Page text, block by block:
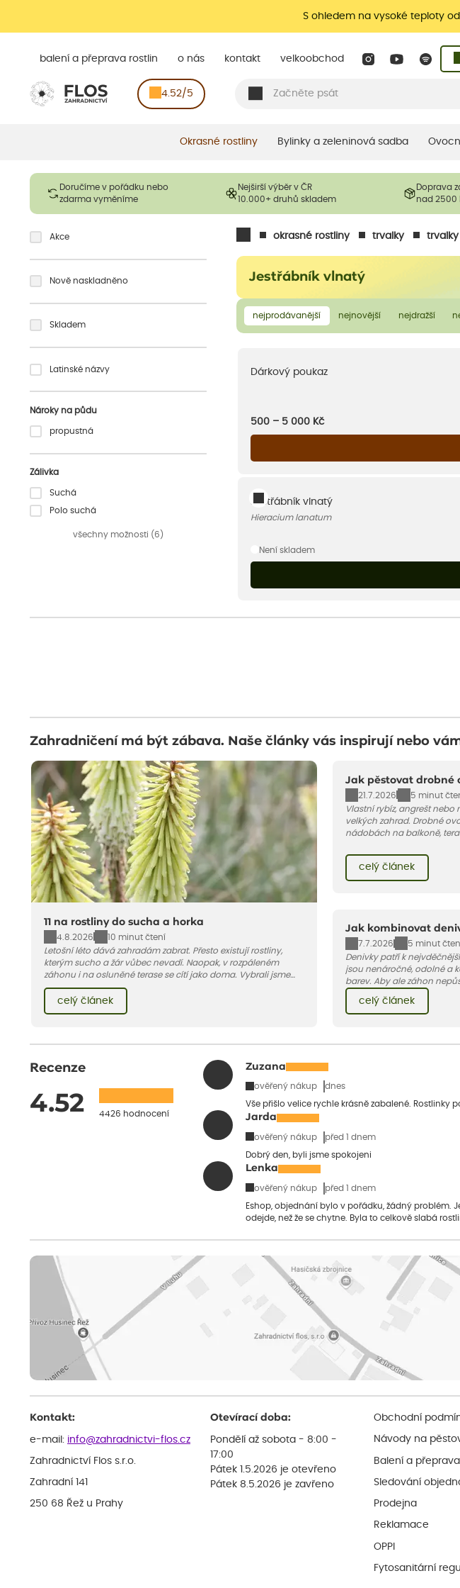
S ohledem na vysoké teploty
balení a přeprava rostlin o nás kontakt velkoobchod
4.52/5
Okrasné rostliny Bylinky a zeleninová sadba
Doručíme v pořádku nebo
zdarma vyměníme
Nejširší výběr v ČR
10.000+ druhů skladem
Doprava
nad 2500
okrasné rostliny trvalky
Jestřábník vlnatý
nejprodávanější nejnovější nejdražší
Akce
Nově naskladněno
Skladem
Latinské názvy
Nároky na půdu
propustná
Zálivka
Suchá
Polo suchá
všechny možnosti (6)
Dárkový poukaz
500 – 5 000 Kč
Jestřábník vlnatý
Hieracium lanatum
Není skladem
Zahradničení má být zábava. Naše články vás inspirují nebo
11 na rostliny do sucha a horka
4.8.2026
10 minut čtení
Letošní léto dává zahradám zabrat. Přesto existují rostliny,
kterým sucho a žár vůbec nevadí. Naopak, v rozpáleném
záhonu i na osluněné terase se cítí jako doma. Vybrali jsme
pro vás 11 tipů na odolné druhy, které zvládnou horké a suché
léto bez pravidelné zálivky. Pojďme se podívat, které to jsou.
celý článek
Jak pěstovat drobné
21.7.2026
5 minut
Vlastní rybíz, angrešt
velkých zahrad. Drobné
nádobách na balkoně,
pár základních pravidel. V
celý článek
Jak kombinovat
7.7.2026
5 minut
Denivky patří k
jsou nenáročné, odolné a
barev. Aby ale záhon
jakými trvalkami a
celý článek
Recenze
4.52 4426 hodnocení
Zuzana
ověřený nákup dnes
Vše přišlo velice rychle krásně zabalené. Rostlinky
Jarda
ověřený nákup před 1 dnem
Dobrý den, byli jsme spokojeni
Lenka
ověřený nákup před 1 dnem
Eshop, objednání bylo v pořádku, žádný problém.
odejde, než že se chytne. Byla to celkově slabá
Kontakt:
e-mail: info@zahradnictvi-flos.cz
Zahradnictví Flos s.r.o.
Zahradní 141
250 68 Řež u Prahy
Otevírací doba:
Pondělí až sobota - 8:00 -
17:00
Pátek 1.5.2026 je otevřeno
Pátek 8.5.2026 je zavřeno
Obchodní
Návody na
Balení a
Sledování
Prodejna
Reklamace
OPPI
Fytosanitární